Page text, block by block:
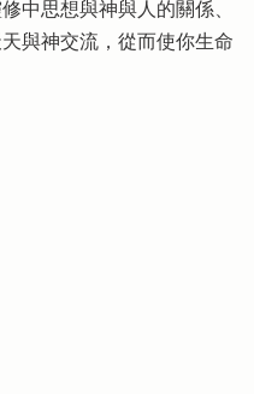
中思想與神與人的關係、
與神交流，從而使你生命